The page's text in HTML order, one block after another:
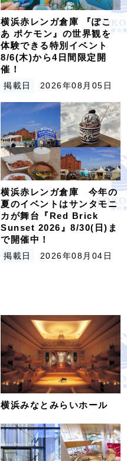
横浜赤レンガ倉庫 『ぽこ
あ ポケモン』の世界観を
体験できる特別イベント
8/6(木)から4日間限定開
催！
掲載日 2026年08月05日
横浜赤レンガ倉庫 今年の
夏のイベントはサンタモニ
カが舞台『Red Brick
Sunset 2026』8/30(日)ま
で開催中！
掲載日 2026年08月04日
横浜みなとみらいホール